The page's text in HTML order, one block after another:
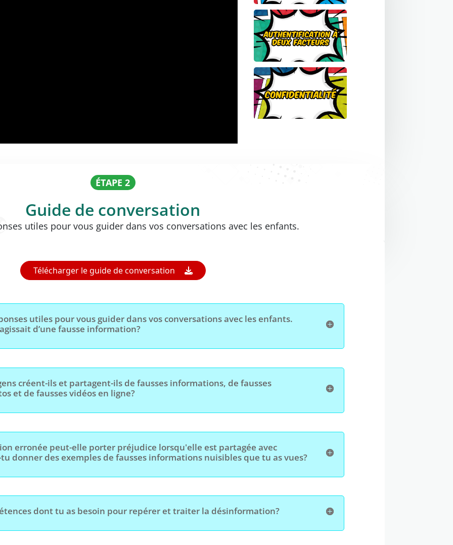
ÉTAPE 2
Guide de conversation
utiles pour vous guider dans vos conversations avec les enfants.
Télécharger le guide de conversation
utiles pour vous guider dans vos conversations avec les enfants.
d’une fausse information?
créent-ils et partagent-ils de fausses informations, de fausses
et de fausses vidéos en ligne?
erronée peut-elle porter préjudice lorsqu'elle est partagée avec
donner des exemples de fausses informations nuisibles que tu as vues?
dont tu as besoin pour repérer et traiter la désinformation?